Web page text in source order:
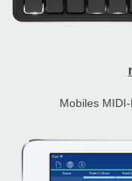
Mobiles